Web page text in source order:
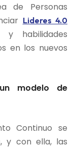
de Personas
Lideres 4.0
y habilidades
en los nuevos
un modelo de
Continuo se
y con ella, las